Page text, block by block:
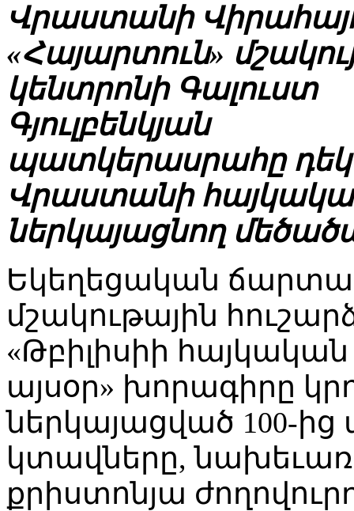
Վրաստանի
«Հայարտուն»
կենտրոնի Գալուստ
Գյուլբենկյան
պատկերասրահը
Վրաստանի
ներկայացնող
Եկեղեցական
մշակութային
«Թբիլիսիի հայկական
այսօր» խորագիրը
ներկայացված 100-
կտավները,
քրիստոնյա